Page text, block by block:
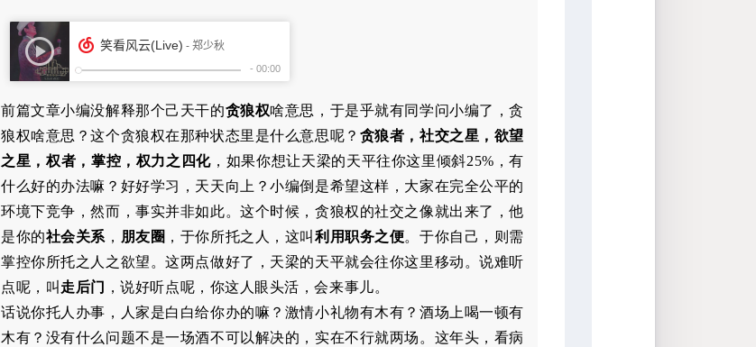
前篇文章小编没解释那个己天干的贪狼权啥意思，于是乎就有同学问小编了，贪
狼权啥意思？这个贪狼权在那种状态里是什么意思呢？ 贪狼者，社交之星，欲望
之星，权者，掌控，权力之四化 ，如果你想让天梁的天平往你这里倾斜25%，有
什么好的办法嘛？好好学习，天天向上？小编倒是希望这样，大家在完全公平的
环境下竞争，然而，事实并非如此。这个时候，贪狼权的社交之像就出来了，他
是你的社会关系 ， 朋友圈 ，于你所托之人，这叫利用职务之便。于你自己，则需
掌控你所托之人之欲望。这两点做好了，天梁的天平就会往你这里移动。说难听
点呢，叫 走后门
，说好听点呢，你这人眼头活，会来事儿。
话说你托人办事，人家是白白给你办的嘛？激情小礼物有木有？酒场上喝一顿有
木有？没有什么问题不是一场酒不可以解决的，实在不行就两场。这年头，看病